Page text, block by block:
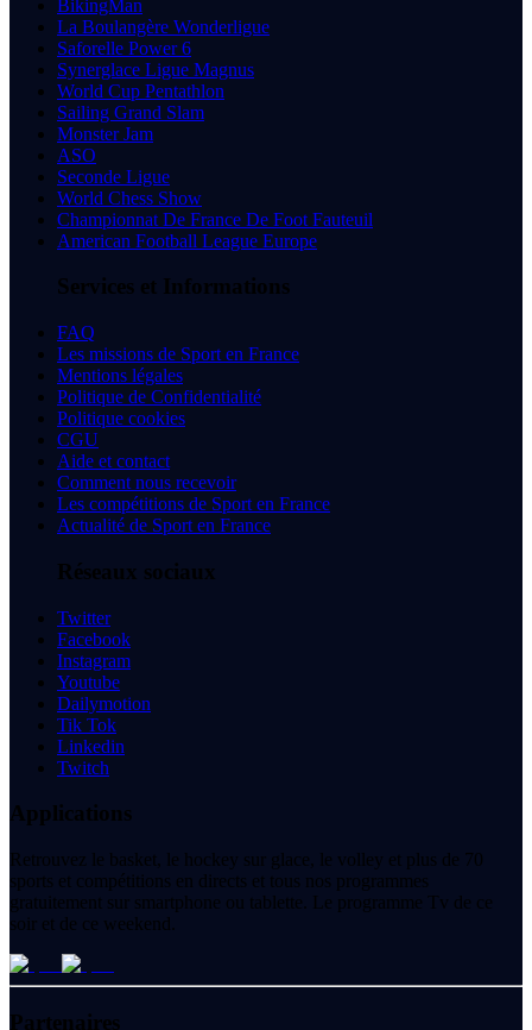
BikingMan
La Boulangère Wonderligue
Saforelle Power 6
Synerglace Ligue Magnus
World Cup Pentathlon
Sailing Grand Slam
Monster Jam
ASO
Seconde Ligue
World Chess Show
Championnat De France De Foot Fauteuil
American Football League Europe
Services et Informations
FAQ
Les missions de Sport en France
Mentions légales
Politique de Confidentialité
Politique cookies
CGU
Aide et contact
Comment nous recevoir
Les compétitions de Sport en France
Actualité de Sport en France
Réseaux sociaux
Twitter
Facebook
Instagram
Youtube
Dailymotion
Tik Tok
Linkedin
Twitch
Applications
Retrouvez le basket, le hockey sur glace, le volley et plus de 70
sports et compétitions en directs et tous nos programmes
gratuitement sur smartphone ou tablette. Le programme Tv de ce
soir et de ce weekend.
Partenaires